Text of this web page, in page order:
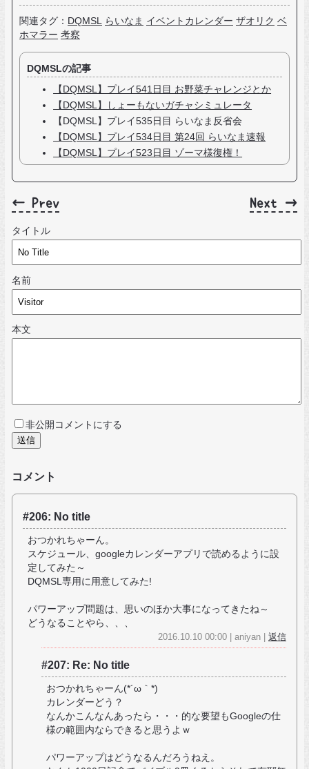
関連タグ： DQMSL らいなま イベントカレンダー ザオリク ベ
ホマラー 考察
DQMSLの記事
【DQMSL】プレイ541日目 お野菜チャレンジとか
【DQMSL】しょーもないガチャシミュレータ
【DQMSL】プレイ535日目 らいなま反省会
【DQMSL】プレイ534日目 第24回 らいなま速報
【DQMSL】プレイ523日目 ゾーマ様復権！
← Prev Next →
タイトル
名前
本文
非公開コメントにする
コメント
#206: No title
おつかれちゃーん。
スケジュール、googleカレンダーアプリで読めるように設
定してみた～
DQMSL専用に用意してみた!
パワーアップ問題は、思いのほか大事になってきたね～
どうなることやら、、、
2016.10.10 00:00 | aniyan | 返信
#207: Re: No title
おつかれちゃーん(*´ω｀*)
カレンダーどう？
なんかこんなんあったら・・・的な要望もGoogleの仕
様の範囲内ならできると思うよｗ
パワーアップはどうなるんだろうねえ。